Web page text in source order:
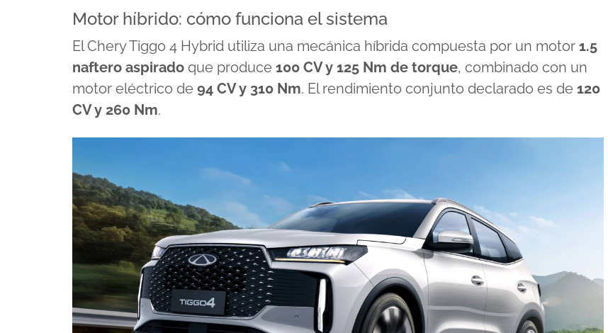
Motor híbrido: cómo funciona el sistema
El Chery Tiggo 4 Hybrid utiliza una mecánica híbrida compuesta por un motor 1.5
naftero aspirado que produce 100 CV y 125 Nm de torque, combinado con un
motor eléctrico de 94 CV y 310 Nm. El rendimiento conjunto declarado es de 120
CV y 260 Nm.